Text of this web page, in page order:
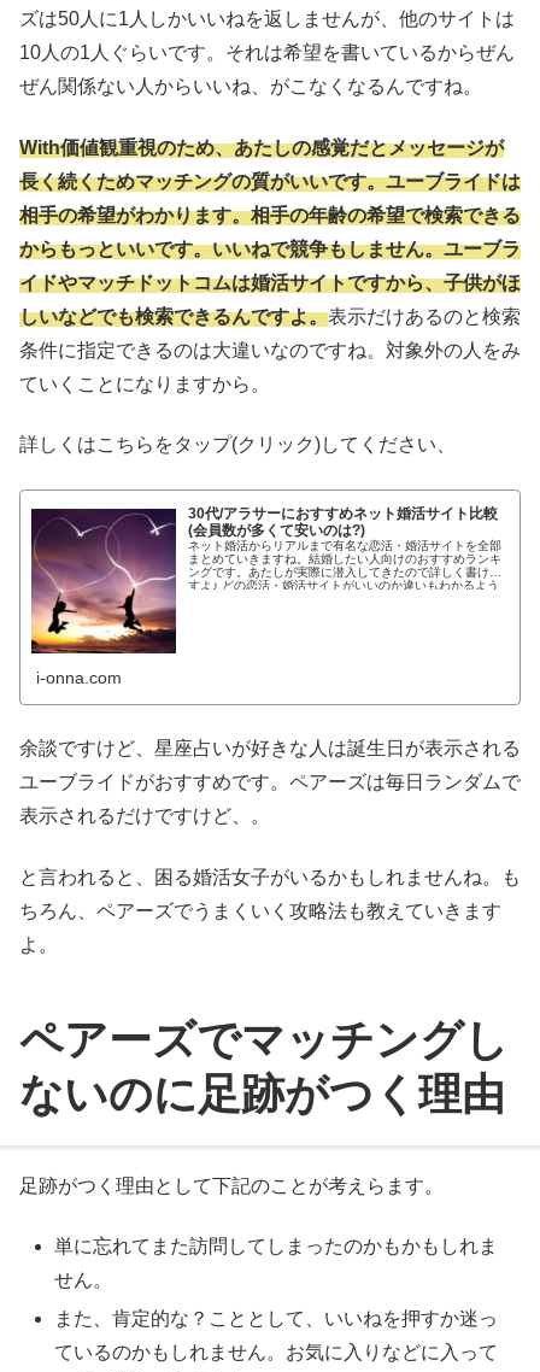
ズは50人に1人しかいいねを返しませんが、他のサイトは
10人の1人ぐらいです。それは希望を書いているからぜん
ぜん関係ない人からいいね、がこなくなるんですね。
With価値観重視のため、あたしの感覚だとメッセージが
長く続くためマッチングの質がいいです。ユーブライドは
相手の希望がわかります。相手の年齢の希望で検索できる
からもっといいです。いいねで競争もしません。ユーブラ
イドやマッチドットコムは婚活サイトですから、子供がほ
しいなどでも検索できるんですよ。表示だけあるのと検索
条件に指定できるのは大違いなのですね。対象外の人をみ
ていくことになりますから。
詳しくはこちらをタップ(クリック)してください、
30代/アラサーにおすすめネット婚活サイト比較
(会員数が多くて安いのは?)
ネット婚活からリアルまで有名な恋活・婚活サイトを全部
まとめていきますね。結婚したい人向けのおすすめランキ
ングです。あたしが実際に潜入してきたので詳しく書けま
すよ♪ どの恋活・婚活サイトがいいのか違いもわかるよう
i-onna.com
余談ですけど、星座占いが好きな人は誕生日が表示される
ユーブライドがおすすめです。ペアーズは毎日ランダムで
表示されるだけですけど、。
と言われると、困る婚活女子がいるかもしれませんね。も
ちろん、ペアーズでうまくいく攻略法も教えていきます
よ。
ペアーズでマッチングし
ないのに足跡がつく理由
足跡がつく理由として下記のことが考えらます。
単に忘れてまた訪問してしまったのかもかもしれま
せん。
また、肯定的な？こととして、いいねを押すか迷っ
ているのかもしれません。お気に入りなどに入って